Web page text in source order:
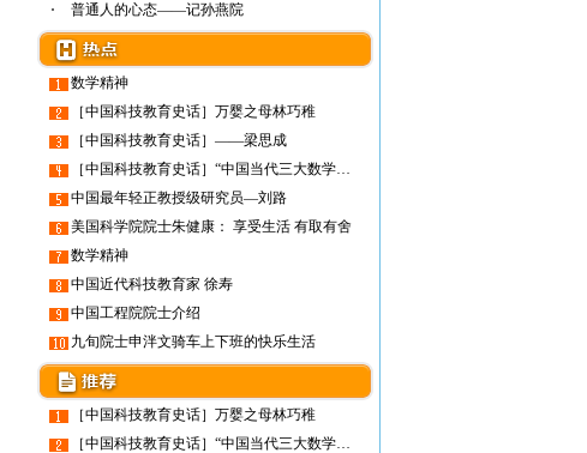
普通人的心态——记孙燕院
数学精神
［中国科技教育史话］万婴之母林巧稚
［中国科技教育史话］——梁思成
［中国科技教育史话］“中国当代三大数学家”之陈建功
中国最年轻正教授级研究员—刘路
美国科学院院士朱健康： 享受生活 有取有舍
数学精神
中国近代科技教育家 徐寿
中国工程院院士介绍
九旬院士申泮文骑车上下班的快乐生活
［中国科技教育史话］万婴之母林巧稚
［中国科技教育史话］“中国当代三大数学家”之陈建功